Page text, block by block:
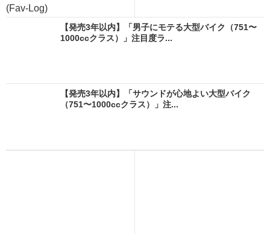
(Fav-Log)
【発売3年以内】「男子にモテる大型バイク（751〜
1000ccクラス）」注目度ラ...
【発売3年以内】「サウンドが心地よい大型バイク
（751〜1000ccクラス）」注...